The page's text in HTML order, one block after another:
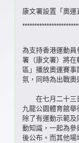
康文署設置「奧運
為支持香港運動
署（康文署）將在
區」播放奧運賽事
氛，同時為出戰奧
在七月二十三日
九龍公園體育館舉
除了有運動示範
動知識，一起為參
後公布。而其他場